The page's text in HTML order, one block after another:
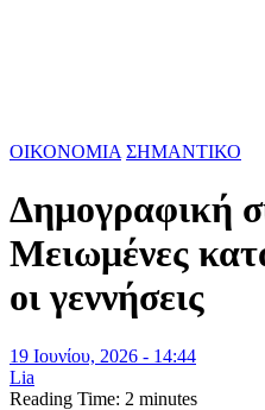
ΟΙΚΟΝΟΜΙΑ ΣΗΜΑΝΤΙΚΟ
Δημογραφική
Μειωμένες
οι γεννήσεις
19 Ιουνίου, 2026 - 14:44
Lia
Reading Time: 2 minutes